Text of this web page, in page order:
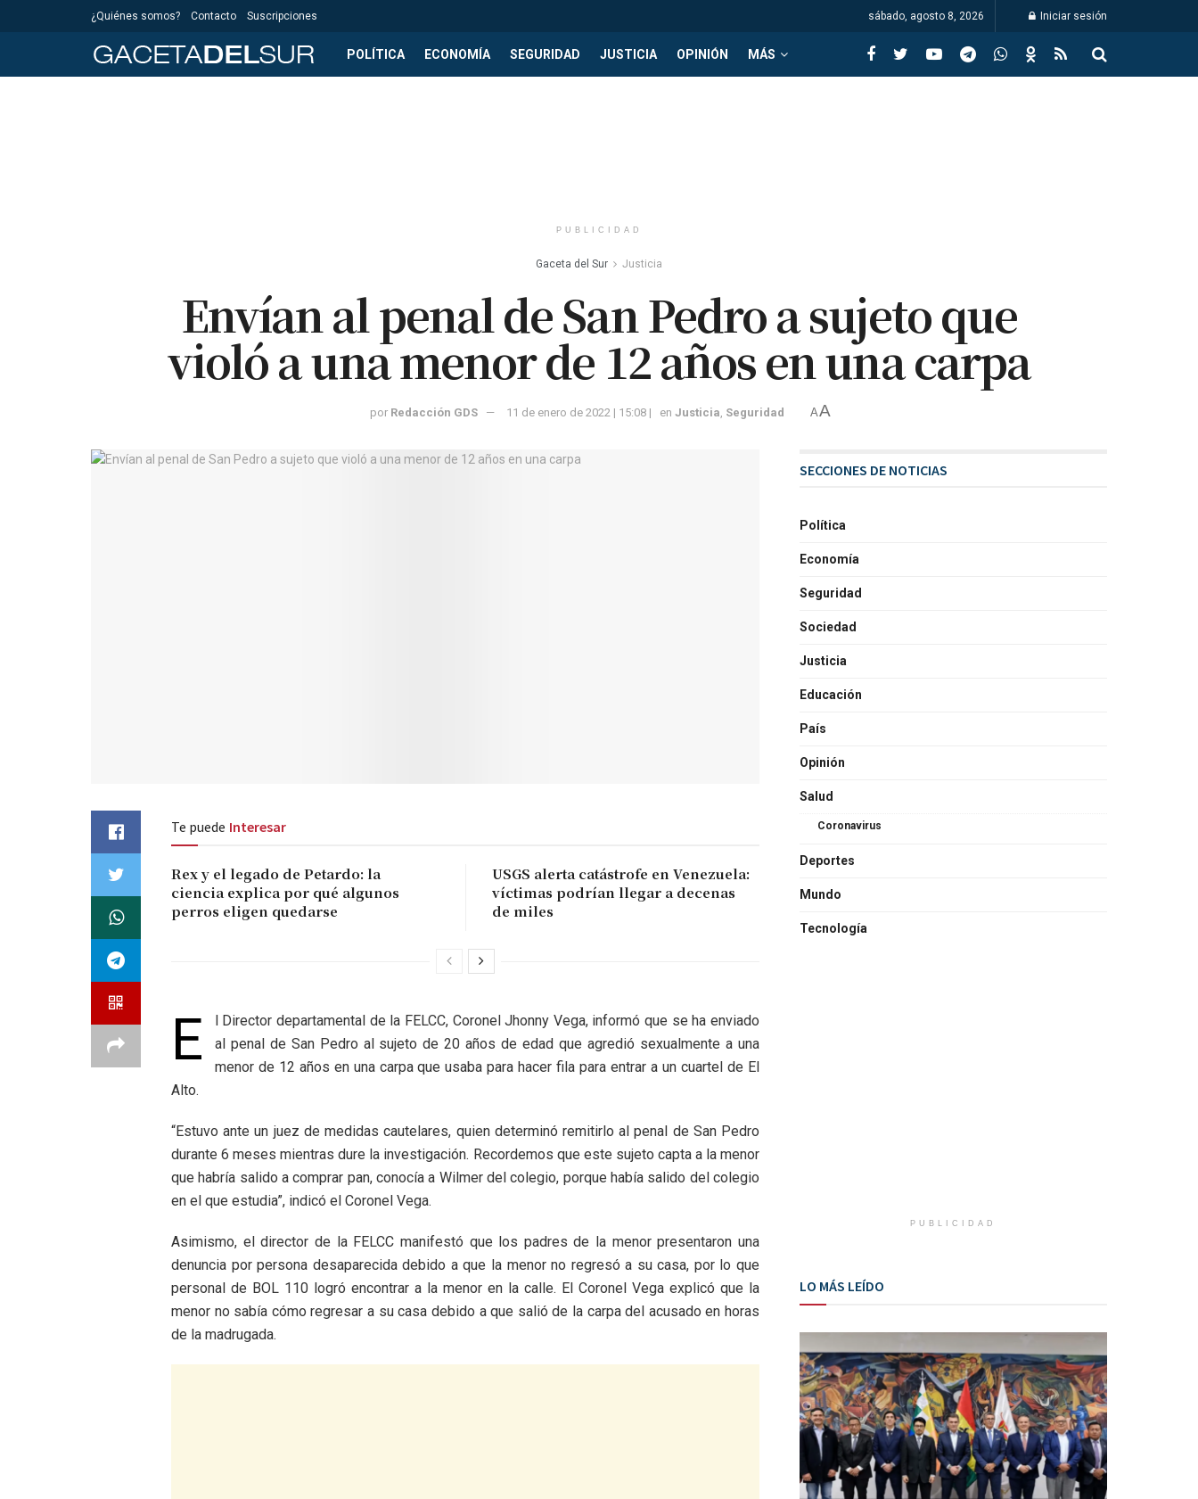
¿Quiénes somos? Contacto Suscripciones sábado, agosto 8, 2026 Iniciar sesión
POLÍTICA ECONOMÍA SEGURIDAD JUSTICIA OPINIÓN MÁS
PUBLICIDAD
Gaceta del Sur Justicia
Envían al penal de San Pedro a sujeto que
violó a una menor de 12 años en una carpa
por Redacción GDS 11 de enero de 2022 | 15:08 | en Justicia, Seguridad AA
Te puede Interesar
Rex y el legado de Petardo: la
ciencia explica por qué algunos
perros eligen quedarse
USGS alerta catástrofe en Venezuela:
víctimas podrían llegar a decenas
de miles
E
l Director departamental de la FELCC, Coronel Jhonny Vega, informó que se ha enviado
al penal de San Pedro al sujeto de 20 años de edad que agredió sexualmente a una
menor de 12 años en una carpa que usaba para hacer fila para entrar a un cuartel de El
Alto.
“Estuvo ante un juez de medidas cautelares, quien determinó remitirlo al penal de San Pedro
durante 6 meses mientras dure la investigación. Recordemos que este sujeto capta a la menor
que habría salido a comprar pan, conocía a Wilmer del colegio, porque había salido del colegio
en el que estudia”, indicó el Coronel Vega.
Asimismo, el director de la FELCC manifestó que los padres de la menor presentaron una
denuncia por persona desaparecida debido a que la menor no regresó a su casa, por lo que
personal de BOL 110 logró encontrar a la menor en la calle. El Coronel Vega explicó que la
menor no sabía cómo regresar a su casa debido a que salió de la carpa del acusado en horas
de la madrugada.
SECCIONES DE NOTICIAS
Política
Economía
Seguridad
Sociedad
Justicia
Educación
País
Opinión
Salud
Coronavirus
Deportes
Mundo
Tecnología
PUBLICIDAD
LO MÁS LEÍDO